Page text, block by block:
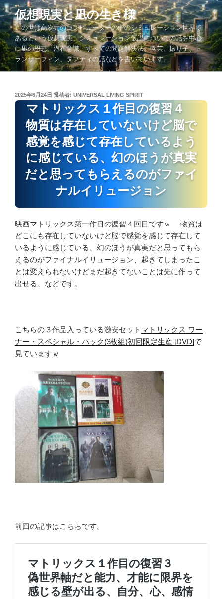
コ
ン
テ
ン
ツ
へ
仮想現実と凪の生き様
この世は高次元のコンピューターの中のシミュレーション世界で
あるという仮想現実、シミュレーション仮説についての話を中心
に凪の恩恵、潜在意識、すべての問題解決法、園芸、振り子、ト
ランサーフィン、タフティの話などを書いています。
投
稿
2025年6月24日 投稿者: UNIVERSAL LIVING SPIRIT
マトリックス１作目の復習４
物質は存在していないけど脳で
感覚を感じて存在しているよう
に感じている、幻のほうが真実
だと思ってもらえるのがファイ
ナルイリュージョン
映画マトリックス第一作目の復習４回目ですｗ 物質は
どこにも存在していないけど脳で感覚を感じて存在して
いるように感じている、幻のほうが真実だと思ってもら
えるのがファイナルイリュージョン、起きてしまったこ
とは変えられないけどまだ起きてないことは先に作って
出せる、などです。
こちらの３作品入っている激安セット マトリックス ワー
ナー・スペシャル・パック(3枚組)初回限定生産 [DVD]で
見ていますｗ
前回の記事はこちらです。